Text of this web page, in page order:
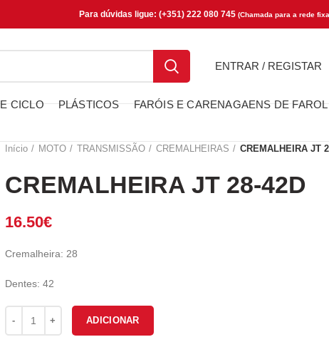
Para dúvidas ligue: (+351) 222 080 745 (Chamada para a rede
ENTRAR / REGISTAR
CICLO PLÁSTICOS FARÓIS E CARENAGAENS DE FAROL
Início MOTO TRANSMISSÃO CREMALHEIRAS CREMALHEIRA JT
CREMALHEIRA JT 28-42D
16.50€
Cremalheira: 28
Dentes: 42
ADICIONAR